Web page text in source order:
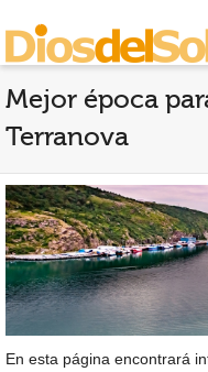
Mejor época
Terranova
En esta página encontrará